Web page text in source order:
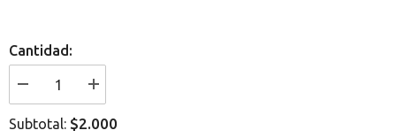
Cantidad:
Error:
Missing
interpolation
I18n
Error:
Missing
interpolation
Subtotal: $2.000